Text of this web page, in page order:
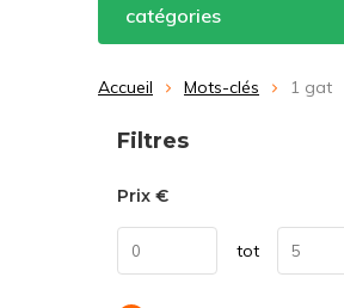
catégories
Accueil Mots-clés 1 gat
Trier par:
Filtres
Prix €
tot